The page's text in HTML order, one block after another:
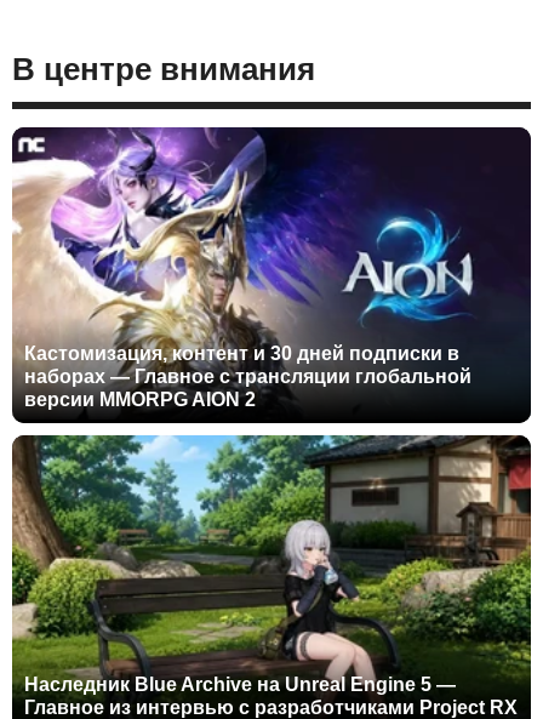
В центре внимания
Кастомизация, контент и 30 дней подписки в
наборах — Главное с трансляции глобальной
версии MMORPG AION 2
Наследник Blue Archive на Unreal Engine 5 —
Главное из интервью с разработчиками Project RX